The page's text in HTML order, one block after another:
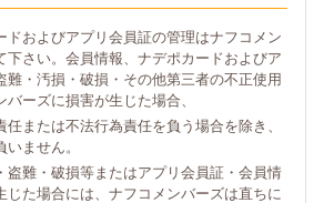
ドおよびアプリ会員証の管理はナフコメン
下さい。会員情報、ナデポカードおよびア
難・汚損・破損・その他第三者の不正使用
ーズに損害が生じた場合、
または不法行為責任を負う場合を除き、
ません。
盗難・破損等またはアプリ会員証・会員情
じた場合には、ナフコメンバーズは直ちに